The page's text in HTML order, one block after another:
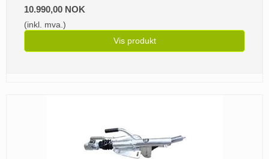
10.990,00 NOK
(inkl. mva.)
Vis produkt